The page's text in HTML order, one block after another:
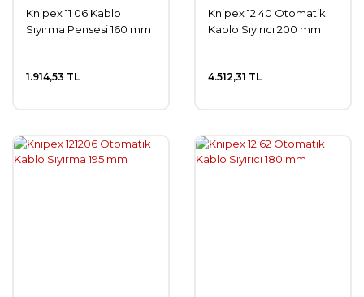
Knipex 11 06 Kablo
Sıyırma Pensesi 160 mm
1.914,53 TL
Knipex 12 40 Otomatik
Kablo Sıyırıcı 200 mm
4.512,31 TL